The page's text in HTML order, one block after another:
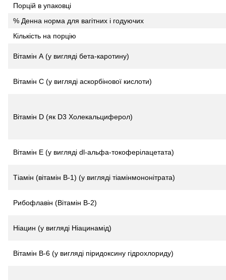
Порцій в упаковці
% Денна норма для вагітних і годуючих
Кількість на порцію
Вітамін А (у вигляді бета-каротину)
Вітамін С (у вигляді аскорбінової кислоти)
Вітамін D (як D3 Холекальциферол)
Вітамін Е (у вигляді dl-альфа-токоферілацетата)
Тіамін (вітамін B-1) (у вигляді тіамінмононітрата)
Рибофлавін (Вітамін В-2)
Ніацин (у вигляді Ніацинамід)
Вітамін B-6 (у вигляді піридоксину гідрохлориду)